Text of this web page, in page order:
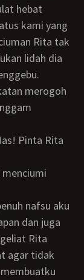
hebat
kami yang
Rita tak
lidah dia
merogoh
dan juga
Rita
agar tidak